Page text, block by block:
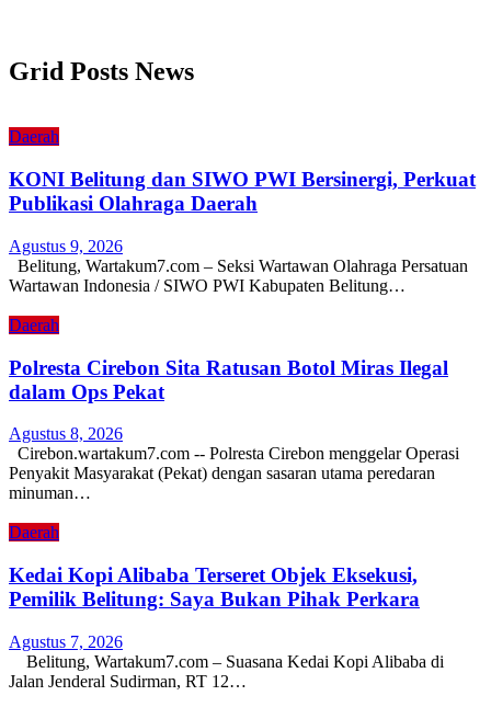
Grid Posts News
Daerah
KONI Belitung dan SIWO PWI Bersinergi, Perkuat
Publikasi Olahraga Daerah
Agustus 9, 2026
Belitung, Wartakum7.com – Seksi Wartawan Olahraga Persatuan
Wartawan Indonesia / SIWO PWI Kabupaten Belitung…
Daerah
Polresta Cirebon Sita Ratusan Botol Miras Ilegal
dalam Ops Pekat
Agustus 8, 2026
Cirebon.wartakum7.com -- Polresta Cirebon menggelar Operasi
Penyakit Masyarakat (Pekat) dengan sasaran utama peredaran
minuman…
Daerah
Kedai Kopi Alibaba Terseret Objek Eksekusi,
Pemilik Belitung: Saya Bukan Pihak Perkara
Agustus 7, 2026
Belitung, Wartakum7.com – Suasana Kedai Kopi Alibaba di
Jalan Jenderal Sudirman, RT 12…